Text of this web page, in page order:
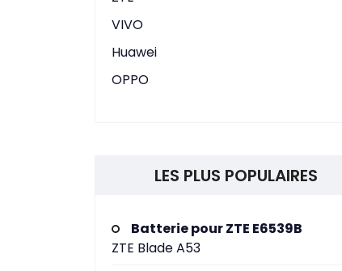
VIVO
Huawei
OPPO
LES PLUS POPULAIRES
Batterie pour ZTE E6539B
ZTE Blade A53